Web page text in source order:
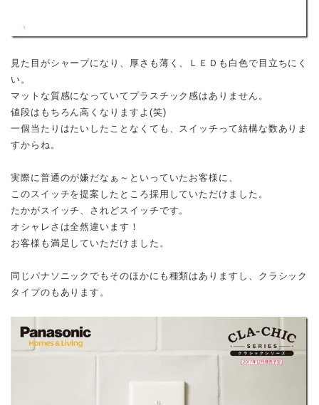
見た目がシャープになり、厚さも薄く、ＬＥＤも白色で目立ちにく
い。
マットな質感になっていてプラスチック感はありません。
値段はもちろん高くなりますよ(笑)
一個当たりはたいしたことなくても、スイッチって結構な数ありま
すからね。
実際に普通のが嫌だなぁ～といっていたお客様に、
このスイッチを提案したところ採用していただけました。
たかがスイッチ、されどスイッチです。
オシャレさは全然違います！
お客様も満足していただけました。
同じパナソニックでもそのほかにも種類はありますし、クラシック
タイプのもあります。